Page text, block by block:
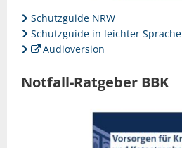
Schutzguide NRW
Schutzguide in leichter Sprache
Audioversion
Notfall-Ratgeber BBK